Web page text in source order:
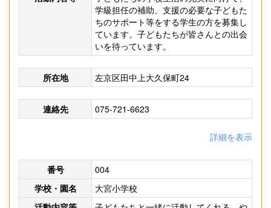
学級担任の補助、支援の必要な子どもた
ちのサポート等をする学生の方を募集し
ています。子どもたちが皆さんとの出会
いを待っています。
所在地 左京区田中上大久保町24
連絡先 075-721-6623
詳細を表示
番号
004
学校・園名
大宮小学校